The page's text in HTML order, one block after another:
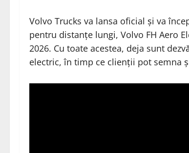
Volvo Trucks va lansa oficial și va
pentru distanțe lungi, Volvo FH Aero
2026. Cu toate acestea, deja sunt
electric, în timp ce clienții pot semna